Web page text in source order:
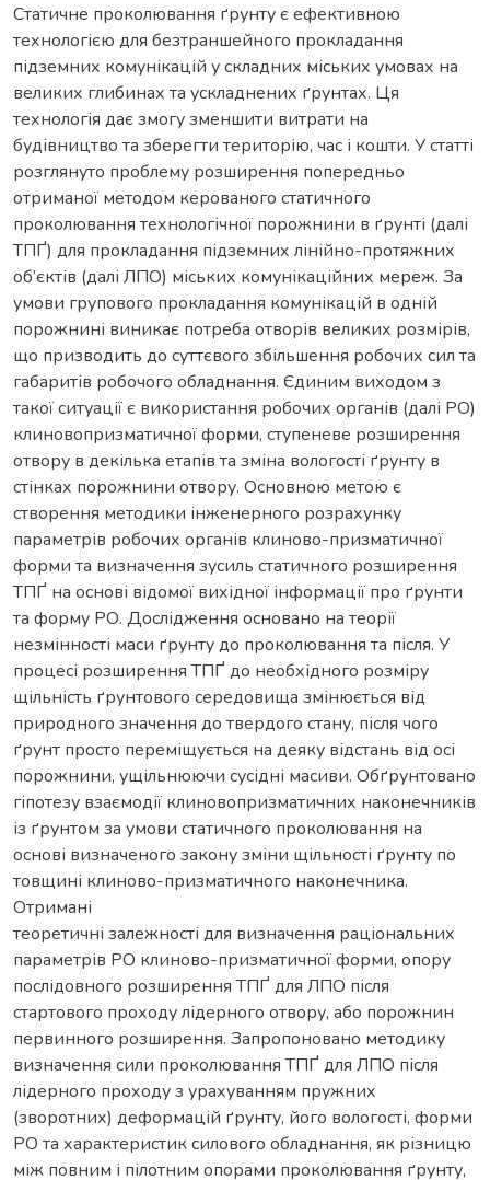
Статичне проколювання ґрунту є ефективною
технологією для безтраншейного прокладання
підземних комунікацій у складних міських умовах на
великих глибинах та ускладнених ґрунтах. Ця
технологія дає змогу зменшити витрати на
будівництво та зберегти територію, час і кошти. У статті
розглянуто проблему розширення попередньо
отриманої методом керованого статичного
проколювання технологічної порожнини в ґрунті (далі
ТПҐ) для прокладання підземних лінійно-протяжних
об’єктів (далі ЛПО) міських комунікаційних мереж. За
умови групового прокладання комунікацій в одній
порожнині виникає потреба отворів великих розмірів,
що призводить до суттєвого збільшення робочих сил та
габаритів робочого обладнання. Єдиним виходом з
такої ситуації є використання робочих органів (далі РО)
клиновопризматичної форми, ступеневе розширення
отвору в декілька етапів та зміна вологості ґрунту в
стінках порожнини отвору. Основною метою є
створення методики інженерного розрахунку
параметрів робочих органів клиново-призматичної
форми та визначення зусиль статичного розширення
ТПҐ на основі відомої вихідної інформації про ґрунти
та форму РО. Дослідження основано на теорії
незмінності маси ґрунту до проколювання та після. У
процесі розширення ТПҐ до необхідного розміру
щільність ґрунтового середовища змінюється від
природного значення до твердого стану, після чого
ґрунт просто переміщується на деяку відстань від осі
порожнини, ущільнюючи сусідні масиви. Обґрунтовано
гіпотезу взаємодії клиновопризматичних наконечників
із ґрунтом за умови статичного проколювання на
основі визначеного закону зміни щільності ґрунту по
товщині клиново-призматичного наконечника.
Отримані
теоретичні залежності для визначення раціональних
параметрів РО клиново-призматичної форми, опору
послідовного розширення ТПҐ для ЛПО після
стартового проходу лідерного отвору, або порожнин
первинного розширення. Запропоновано методику
визначення сили проколювання ТПҐ для ЛПО після
лідерного проходу з урахуванням пружних
(зворотних) деформацій ґрунту, його вологості, форми
РО та характеристик силового обладнання, як різницю
між повним і пілотним опорами проколювання ґрунту,